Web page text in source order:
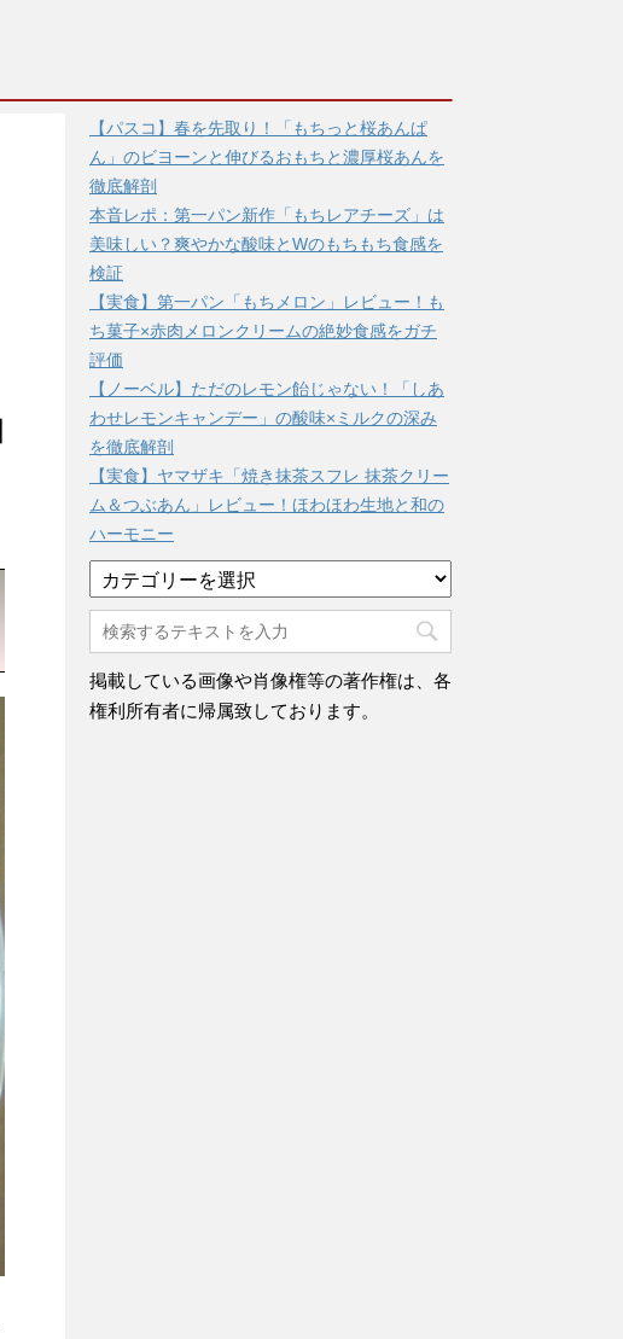
【パスコ】春を先取り！「もちっと桜あんぱ
ん」のビヨーンと伸びるおもちと濃厚桜あんを
徹底解剖
本音レポ：第一パン新作「もちレアチーズ」は
美味しい？爽やかな酸味とWのもちもち食感を
検証
【実食】第一パン「もちメロン」レビュー！も
ち菓子×赤肉メロンクリームの絶妙食感をガチ
評価
【ノーベル】ただのレモン飴じゃない！「しあ
わせレモンキャンデー」の酸味×ミルクの深み
を徹底解剖
【実食】ヤマザキ「焼き抹茶スフレ 抹茶クリー
ム＆つぶあん」レビュー！ほわほわ生地と和の
ハーモニー
テ
ゴ
リ
ー
掲載している画像や肖像権等の著作権は、各
権利所有者に帰属致しております。